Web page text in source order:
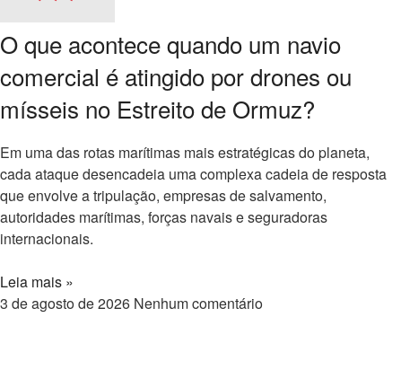
O que acontece quando um navio
comercial é atingido por drones ou
mísseis no Estreito de Ormuz?
Em uma das rotas marítimas mais estratégicas do planeta,
cada ataque desencadeia uma complexa cadeia de resposta
que envolve a tripulação, empresas de salvamento,
autoridades marítimas, forças navais e seguradoras
internacionais.
Leia mais »
3 de agosto de 2026 Nenhum comentário